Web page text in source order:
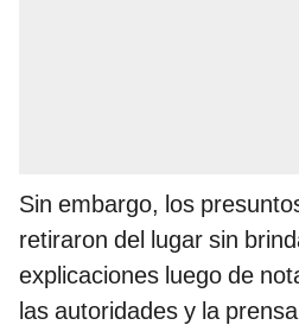
Sin embargo, los
retiraron del lugar sin
explicaciones luego de
las autoridades y la